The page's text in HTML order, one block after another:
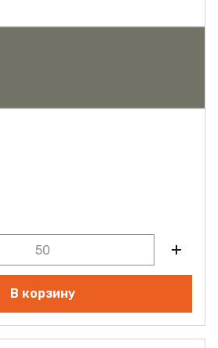
В корзину